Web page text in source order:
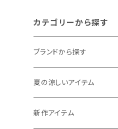
カテゴリーから探す
ブランドから探す
THE NORTH FACE
NANGA
夏の涼しいアイテム
メンズ
新作アイテム